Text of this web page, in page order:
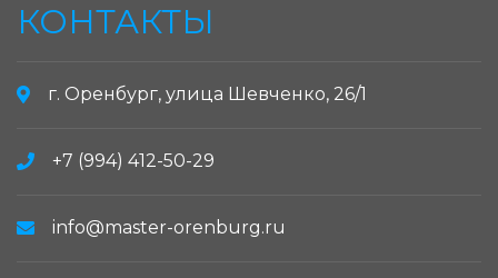
КОНТАКТЫ
г. Оренбург, улица Шевченко, 26/1
+7 (994) 412-50-29
info@master-orenburg.ru